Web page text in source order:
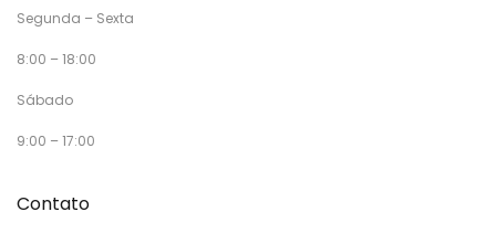
Segunda – Sexta
8:00 – 18:00
Sábado
9:00 – 17:00
Contato